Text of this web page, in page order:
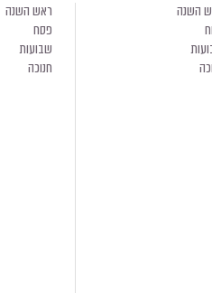
השנה
ראש השנה
פסח
שבועות
חנוכה